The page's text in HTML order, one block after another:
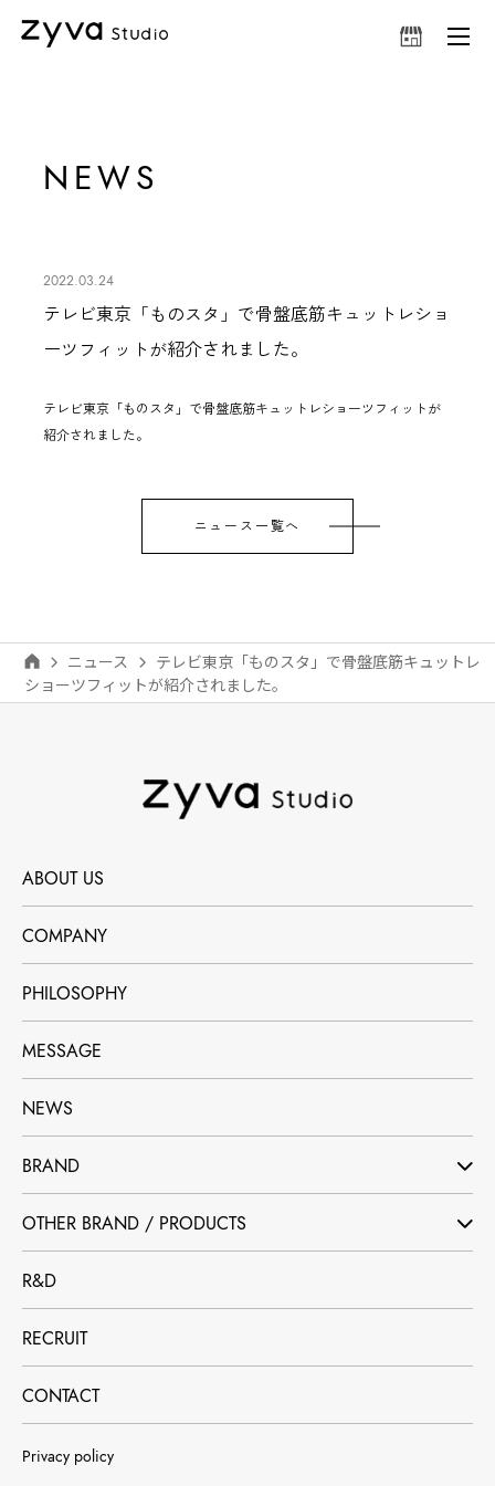
NEWS
2022.03.24
テレビ東京「ものスタ」で骨盤底筋キュットレショ
ーツフィットが紹介されました。
テレビ東京「ものスタ」で骨盤底筋キュットレショーツフィットが
紹介されました。
ニュース一覧へ
ニュース
テレビ東京「ものスタ」で骨盤底筋キュットレ
ショーツフィットが紹介されました。
ABOUT US
COMPANY
PHILOSOPHY
MESSAGE
NEWS
BRAND
OTHER BRAND / PRODUCTS
R&D
RECRUIT
CONTACT
Privacy policy